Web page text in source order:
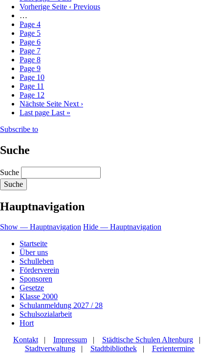
Vorherige Seite ‹ Previous
…
Page 4
Page 5
Page 6
Page 7
Page 8
Page 9
Page 10
Page 11
Page 12
Nächste Seite Next ›
Last page Last »
Subscribe to
Suche
Suche
Hauptnavigation
Show — Hauptnavigation Hide — Hauptnavigation
Startseite
Über uns
Schulleben
Förderverein
Sponsoren
Gesetze
Klasse 2000
Schulanmeldung 2027 / 28
Schulsozialarbeit
Hort
Kontakt| Impressum| Städtische Schulen Altenburg|
Stadtverwaltung| Stadtbibliothek| Ferientermine